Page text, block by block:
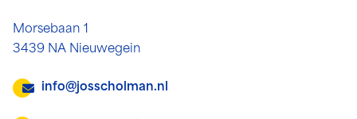
Morsebaan 1
3439 NA Nieuwegein
info@josscholman.nl